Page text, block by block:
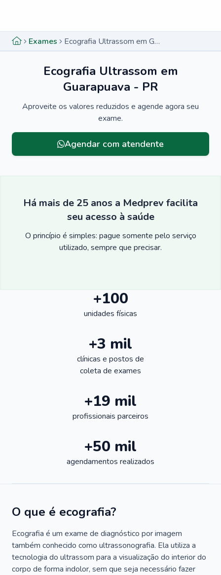
Exames Ecografia Ultrassom em Guarapuava - PR
Ecografia Ultrassom em
Guarapuava - PR
Aproveite os valores reduzidos e agende agora seu
exame.
Agendar com atendente
Menu lateral
Há mais de 25 anos a Medprev facilita
seu acesso à saúde
O princípio é simples: pague somente pelo serviço
utilizado, sempre que precisar.
+100
unidades físicas
+3 mil
clínicas e postos de
coleta de exames
+19 mil
profissionais parceiros
+50 mil
agendamentos realizados
O que é ecografia?
Ecografia é um exame de diagnóstico por imagem
também conhecido como ultrassonografia. Ela utiliza a
tecnologia do ultrassom para a visualização do interior do
corpo de forma indolor, sem que seja necessário fazer